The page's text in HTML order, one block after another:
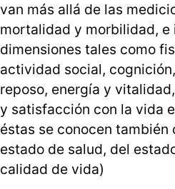
van más allá de las
mortalidad y morbilidad, e
dimensiones tales como
actividad social,
reposo, energía y
y satisfacción con la vida
éstas se conocen también
estado de salud, del
calidad de vida)